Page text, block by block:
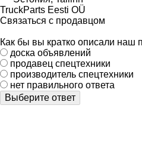
TruckParts Eesti OÜ
Связаться с продавцом
Как бы вы кратко описали наш
доска объявлений
продавец спецтехники
производитель спецтехники
нет правильного ответа
Выберите ответ